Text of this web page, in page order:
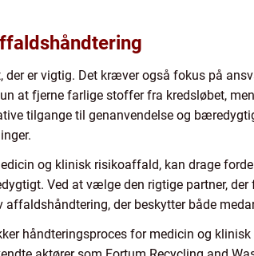
der er vigtig. Det kræver også fokus på
at fjerne farlige stoffer fra kredsløbet,
tilgange til genanvendelse og
og klinisk risikoaffald, kan drage
Ved at vælge den rigtige partner,
der beskytter både
håndteringsproces for medicin og